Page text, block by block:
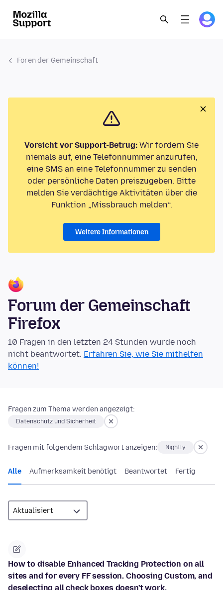
Foren der Gemeinschaft
Vorsicht vor Support-Betrug: Wir fordern Sie
niemals auf, eine Telefonnummer anzurufen,
eine SMS an eine Telefonnummer zu senden
oder persönliche Daten preiszugeben. Bitte
melden Sie verdächtige Aktivitäten über die
Funktion „Missbrauch melden“.
Weitere Informationen
Forum der Gemeinschaft
Firefox
10 Fragen in den letzten 24 Stunden wurde noch
nicht beantwortet. Erfahren Sie, wie Sie mithelfen
können!
Fragen zum Thema werden angezeigt:
Datenschutz und Sicherheit
Fragen mit folgendem Schlagwort anzeigen: Nightly
Alle Aufmerksamkeit benötigt Beantwortet Fertig
How to disable Enhanced Tracking Protection on all
sites and for every FF session. Choosing Custom, and
deselecting all check boxes doesn't work.